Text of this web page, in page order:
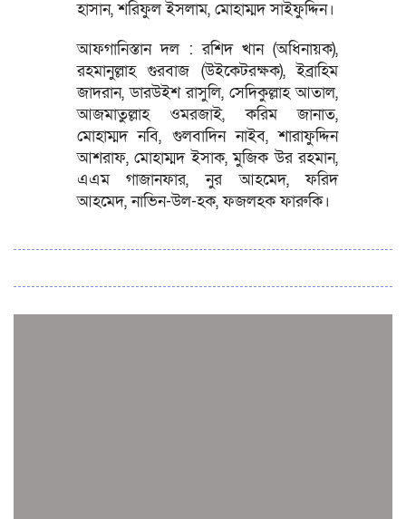
হাসান, শরিফুল ইসলাম, মোহাম্মদ সাইফুদ্দিন।
আফগানিস্তান দল : রশিদ খান (অধিনায়ক),
রহমানুল্লাহ গুরবাজ (উইকেটরক্ষক), ইব্রাহিম
জাদরান, ডারউইশ রাসুলি, সেদিকুল্লাহ আতাল,
আজমাতুল্লাহ ওমরজাই, করিম জানাত,
মোহাম্মদ নবি, গুলবাদিন নাইব, শারাফুদ্দিন
আশরাফ, মোহাম্মদ ইসাক, মুজিক উর রহমান,
এএম গাজানফার, নুর আহমেদ, ফরিদ
আহমেদ, নাভিন-উল-হক, ফজলহক ফারুকি।